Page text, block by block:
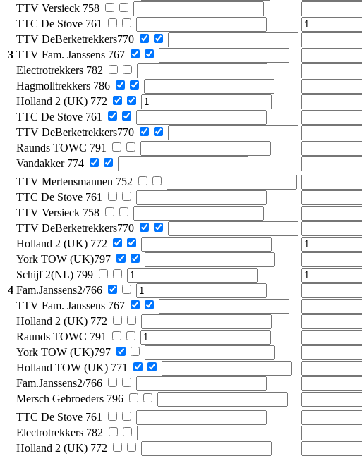
3
TTV Versieck 758
TTC De Stove 761
TTV DeBerketrekkers770
TTV Fam. Janssens 767
Electrotrekkers 782
Hagmolltrekkers 786
Holland 2 (UK) 772
TTC De Stove 761
TTV DeBerketrekkers770
Raunds TOWC 791
Vandakker 774
4
TTV Mertensmannen 752
TTC De Stove 761
TTV Versieck 758
TTV DeBerketrekkers770
Holland 2 (UK) 772
York TOW (UK)797
Schijf 2(NL) 799
Fam.Janssens2/766
TTV Fam. Janssens 767
Holland 2 (UK) 772
Raunds TOWC 791
York TOW (UK)797
Holland TOW (UK) 771
Fam.Janssens2/766
Mersch Gebroeders 796
TTC De Stove 761
Electrotrekkers 782
Holland 2 (UK) 772